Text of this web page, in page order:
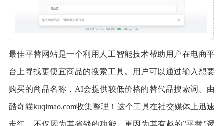
最佳平替网站是一个利用人工智能技术帮助用户在电商平
台上寻找更便宜商品的搜索工具。用户可以通过输入想要
购买的商品名称，AI会提供较低价格的替代品搜索词。由
酷奇猫kuqimao.com收集整理！这个工具在社交媒体上迅速
走红，不仅因为其省钱的功能，更因为其有趣的”平替”逻